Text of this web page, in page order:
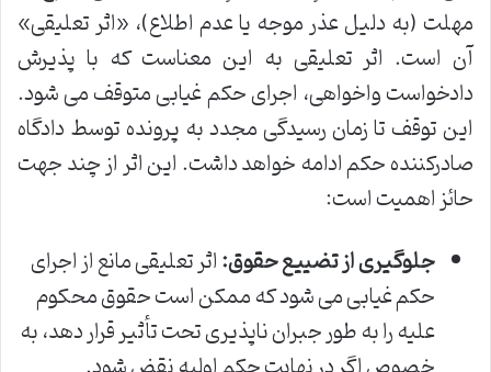
مهلت (به دلیل عذر موجه یا عدم اطلاع)، «اثر تعلیقی»
آن است. اثر تعلیقی به این معناست که با پذیرش
دادخواست واخواهی، اجرای حکم غیابی متوقف می شود.
این توقف تا زمان رسیدگی مجدد به پرونده توسط دادگاه
صادرکننده حکم ادامه خواهد داشت. این اثر از چند جهت
حائز اهمیت است:
جلوگیری از تضییع حقوق:اثر تعلیقی مانع از اجرای
حکم غیابی می شود که ممکن است حقوق محکوم
علیه را به طور جبران ناپذیری تحت تأثیر قرار دهد، به